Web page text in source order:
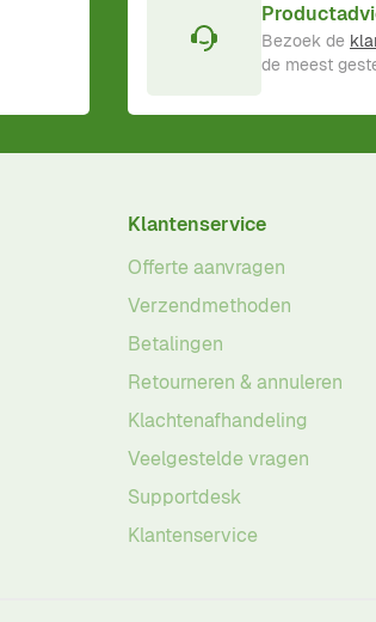
Bezoek de
de meest
Klantenservice
Offerte aanvragen
Verzendmethoden
Betalingen
Retourneren & annuleren
Klachtenafhandeling
Veelgestelde vragen
Supportdesk
Klantenservice